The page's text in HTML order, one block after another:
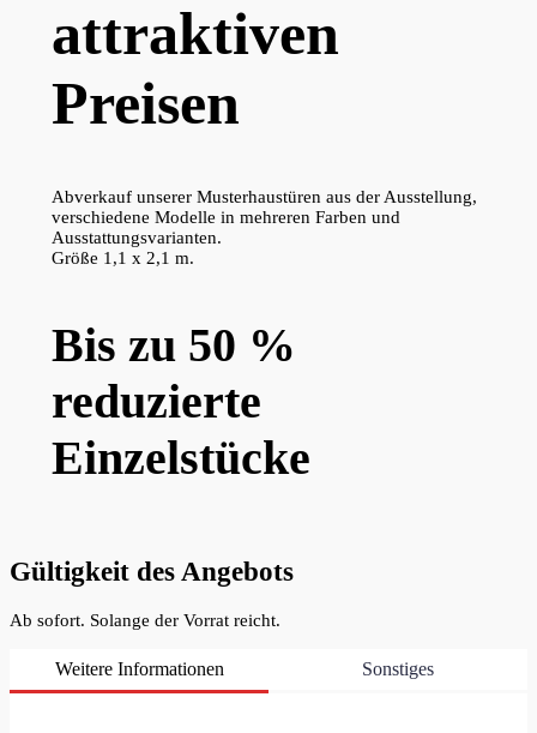
attraktiven
Preisen
Abverkauf unserer Musterhaustüren aus der Ausstellung,
verschiedene Modelle in mehreren Farben und
Ausstattungsvarianten.
Größe 1,1 x 2,1 m.
Bis zu 50 %
reduzierte
Einzelstücke
Gültigkeit des Angebots
Ab sofort. Solange der Vorrat reicht.
Weitere Informationen Sonstiges